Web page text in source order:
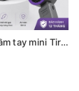
Quạt sạc USB cầm tay mini Tiross TS3422